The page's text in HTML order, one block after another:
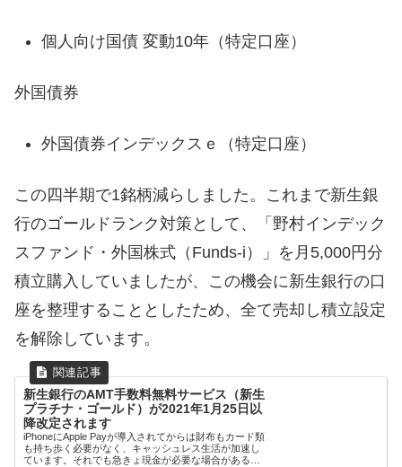
個人向け国債 変動10年（特定口座）
外国債券
外国債券インデックスｅ（特定口座）
この四半期で1銘柄減らしました。これまで新生銀
行のゴールドランク対策として、「野村インデック
スファンド・外国株式（Funds-i）」を月5,000円分
積立購入していましたが、この機会に新生銀行の口
座を整理することとしたため、全て売却し積立設定
を解除しています。
新生銀行のAMT手数料無料サービス（新生
プラチナ・ゴールド）が2021年1月25日以
降改定されます
iPhoneにApple Payが導入されてからは財布もカード類
も持ち歩く必要がなく、キャッシュレス生活が加速し
ています。それでも急きょ現金が必要な場合がある